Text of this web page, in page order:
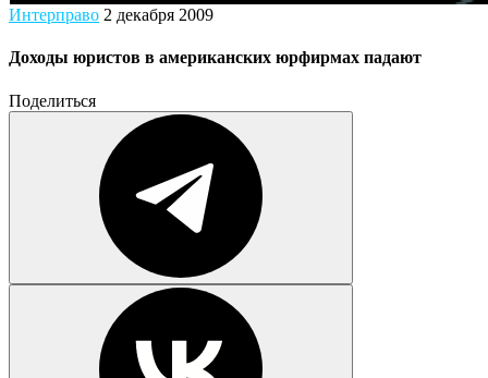
Интерправо 2 декабря 2009
Доходы юристов в американских юрфирмах падают
Поделиться